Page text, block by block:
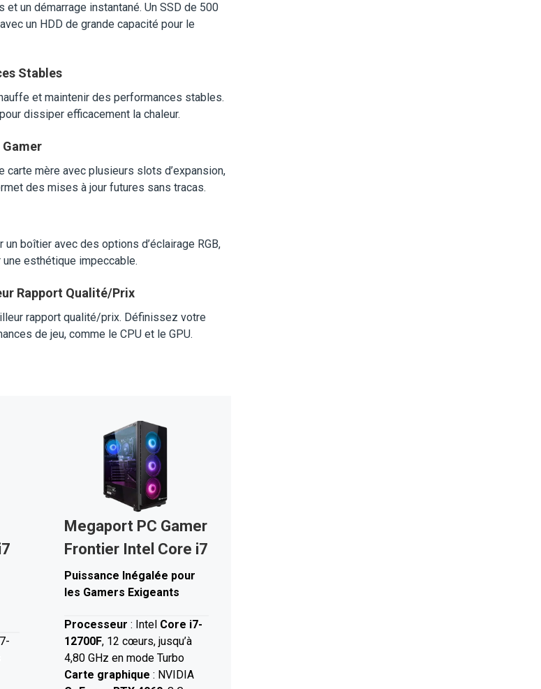
un démarrage instantané. Un SSD de 500
un HDD de grande capacité pour le
Stables
et maintenir des performances stables.
dissiper efficacement la chaleur.
mère avec plusieurs slots d’expansion,
des mises à jour futures sans tracas.
boîtier avec des options d’éclairage RGB,
esthétique impeccable.
Rapport Qualité/Prix
rapport qualité/prix. Définissez votre
de jeu, comme le CPU et le GPU.
Megaport PC Gamer
Frontier Intel Core i7
Puissance Inégalée pour
les Gamers Exigeants
Processeur : Intel Core i7-
12700F, 12 cœurs, jusqu’à
4,80 GHz en mode Turbo
Carte graphique : NVIDIA